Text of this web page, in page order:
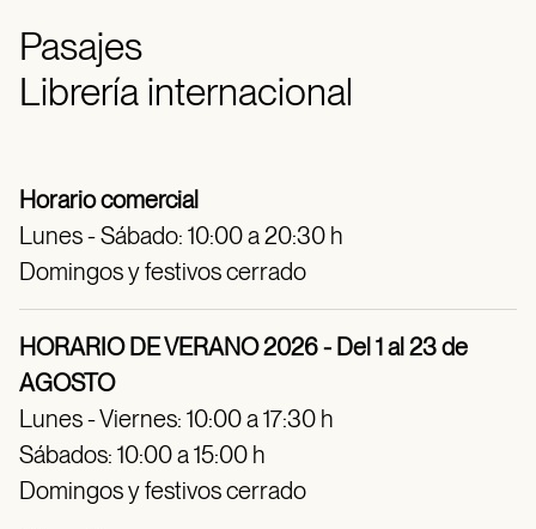
Pasajes
Librería internacional
Horario comercial
Lunes - Sábado: 10:00 a 20:30 h
Domingos y festivos cerrado
HORARIO DE VERANO 2026 - Del 1 al 23 de
AGOSTO
Lunes - Viernes: 10:00 a 17:30 h
Sábados: 10:00 a 15:00 h
Domingos y festivos cerrado